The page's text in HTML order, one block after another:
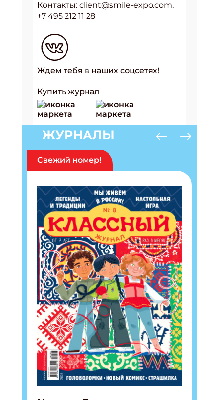
Контакты: client@smile-expo.com,
+7 495 212 11 28
Ждем тебя в наших соцсетях!
Купить журнал
ЖУРНАЛЫ
Свежий номер!
Подпишись на рассылку
Получи электронный "Классный журнал" в
подарок!
Укажите Ваш Email
ПОДПИСАТЬСЯ